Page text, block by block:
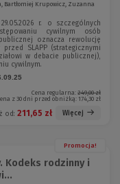
Bartłomiej Krupowicz, Zuzanna
r. o szczególnych
cywilnym osób
oznacza rewolucję
SLAPP (strategicznymi
w debacie publicznej),
cywilnym.
Cena regularna: 249,00 zł
z 30 dni przed obniżką: 174,30 zł
od: 211,65 zł Więcej
Promocja!
Kodeks rodzinny i